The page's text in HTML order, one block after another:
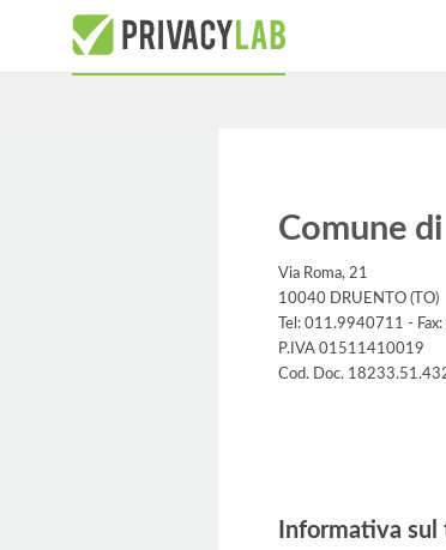
Comune
Via Roma, 21
10040 DRUENTO (TO)
Tel: 011.9940711 -
P.IVA 01511410019
Cod. Doc.
Informativa